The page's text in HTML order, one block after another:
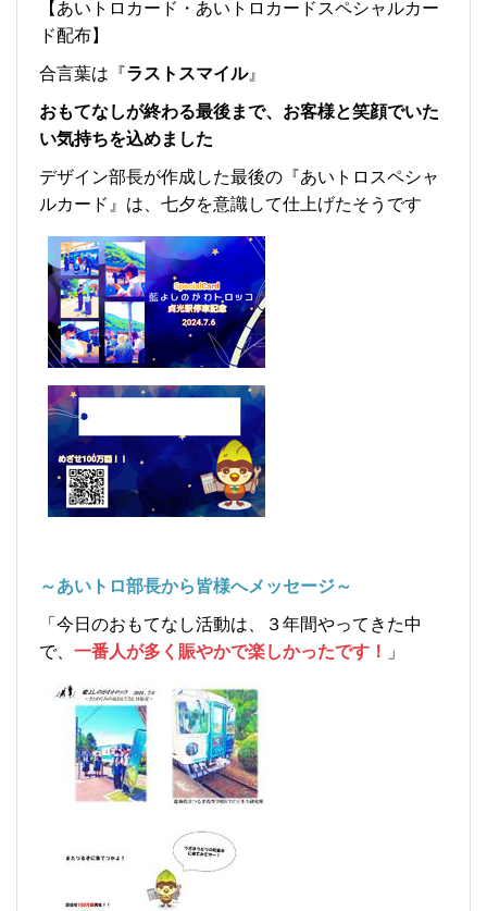
【あいトロカード・あいトロカードスペシャルカー
ド配布】
合言葉は『ラストスマイル』
おもてなしが終わる最後まで、お客様と笑顔でいた
い気持ちを込めました
デザイン部長が作成した最後の『あいトロスペシャ
ルカード』は、七夕を意識して仕上げたそうです
～あいトロ部長から皆様へメッセージ～
「今日のおもてなし活動は、３年間やってきた中
で、 一番人が多く賑やかで楽しかったです！ 」